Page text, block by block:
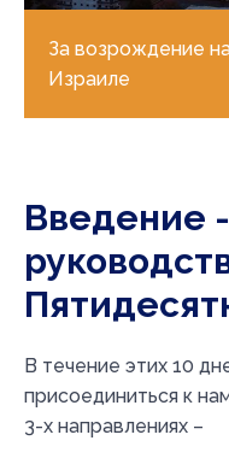
За возрождение
Израиле
Введение
В течение этих 10
присоединиться к
3-х направлениях –